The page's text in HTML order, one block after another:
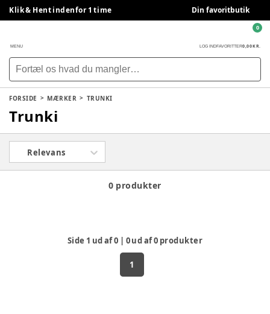
Klik & Hent indenfor 1 time Din favoritbutik
MENU LOG INDFAVORITTER0,00 KR.
0
FORSIDE MÆRKER TRUNKI
Trunki
Relevans
0 produkter
Side 1 ud af0 | 0ud af0 produkter
1